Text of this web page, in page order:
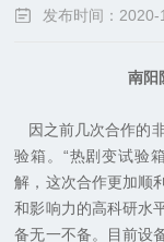
发布时间：2020-
南阳
因之前几次合作的
验箱。“热剧变试验
解，这次合作更加顺
和影响力的高科研水
备无一不备。目前设